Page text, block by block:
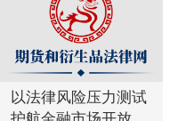
以法律风险压力测试